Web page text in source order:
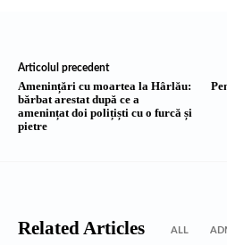
Articolul precedent
Amenințări cu moartea la Hârlău:
bărbat arestat după ce a
amenințat doi polițiști cu o furcă și
pietre
Related Articles ALL